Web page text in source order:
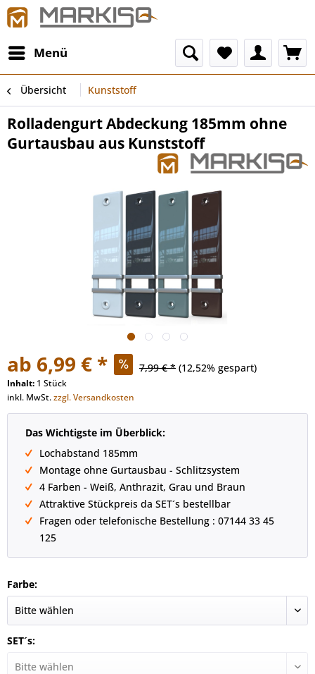
Menü
Übersicht Kunststoff
Rolladengurt Abdeckung 185mm ohne
Gurtausbau aus Kunststoff
ab 6,99 € * 7,99 € * (12,52% gespart)
Inhalt: 1 Stück
inkl. MwSt.zzgl. Versandkosten
Das Wichtigste im Überblick:
Lochabstand 185mm
Montage ohne Gurtausbau - Schlitzsystem
4 Farben - Weiß, Anthrazit, Grau und Braun
Attraktive Stückpreis da SET´s bestellbar
Fragen oder telefonische Bestellung : 07144 33 45
125
Farbe:
SET´s: